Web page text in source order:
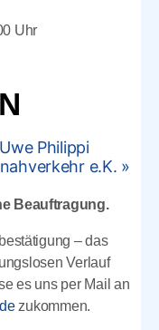
Uhr
Uwe Philippi
e.K. »
Beauftragung.
– das
Verlauf
es uns per Mail an
zukommen.